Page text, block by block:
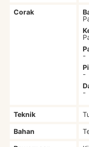
Corak
-
-
-
Teknik
Bahan